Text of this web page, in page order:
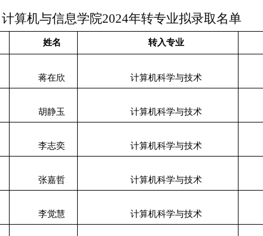
计算机与信息学院2024年转专业拟录取名单
姓名 转入专业
蒋在欣 计算机科学与技术
胡静玉 计算机科学与技术
李志奕 计算机科学与技术
张嘉哲 计算机科学与技术
李觉慧 计算机科学与技术